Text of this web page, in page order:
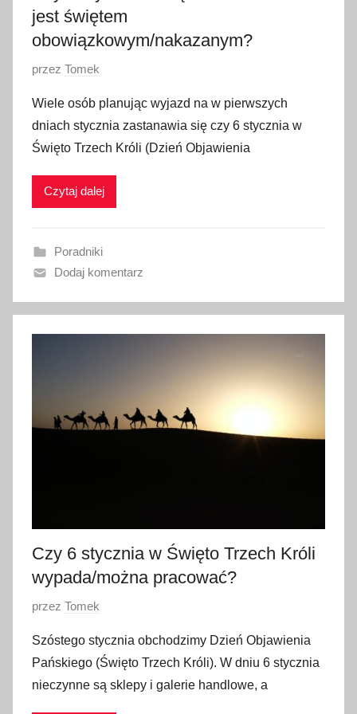
jest świętem
obowiązkowym/nakazanym?
O
u
b
l
i
a
n
5
s
2
przez Tomek
Wiele osób planując wyjazd na w pierwszych
dniach stycznia zastanawia się czy 6 stycznia w
Święto Trzech Króli (Dzień Objawienia
Czytaj dalej
Poradniki
Dodaj komentarz
Czy 6 stycznia w Święto Trzech Króli
wypada/można pracować?
O
u
b
l
i
przez Tomek
Szóstego stycznia obchodzimy Dzień Objawienia
Pańskiego (Święto Trzech Króli). W dniu 6 stycznia
nieczynne są sklepy i galerie handlowe, a